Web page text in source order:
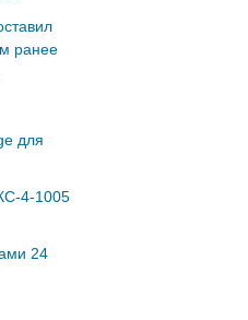
ранее
для
4-1005
24